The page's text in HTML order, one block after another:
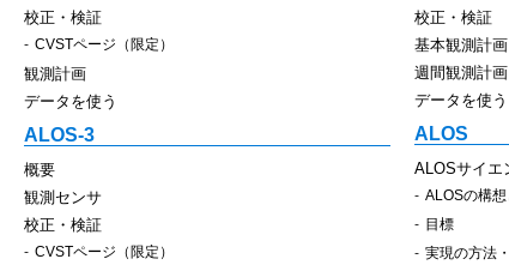
校正・検証
CVSTページ（限定）
観測計画
データを使う
ALOS-3
概要
観測センサ
校正・検証
CVSTページ（限定）
校正・検証
基本観測計画
週間観測計画
データを使う
ALOS
ALOSサイエ
ALOSの構
目標
実現の方法